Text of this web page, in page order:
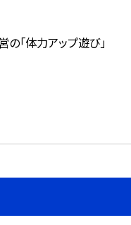
「体力アップ遊び」